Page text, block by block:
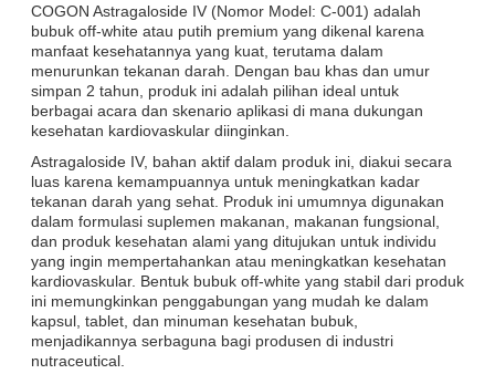
COGON Astragaloside IV (Nomor Model: C-001) adalah
bubuk off-white atau putih premium yang dikenal karena
manfaat kesehatannya yang kuat, terutama dalam
menurunkan tekanan darah. Dengan bau khas dan umur
simpan 2 tahun, produk ini adalah pilihan ideal untuk
berbagai acara dan skenario aplikasi di mana dukungan
kesehatan kardiovaskular diinginkan.
Astragaloside IV, bahan aktif dalam produk ini, diakui secara
luas karena kemampuannya untuk meningkatkan kadar
tekanan darah yang sehat. Produk ini umumnya digunakan
dalam formulasi suplemen makanan, makanan fungsional,
dan produk kesehatan alami yang ditujukan untuk individu
yang ingin mempertahankan atau meningkatkan kesehatan
kardiovaskular. Bentuk bubuk off-white yang stabil dari produk
ini memungkinkan penggabungan yang mudah ke dalam
kapsul, tablet, dan minuman kesehatan bubuk,
menjadikannya serbaguna bagi produsen di industri
nutraceutical.